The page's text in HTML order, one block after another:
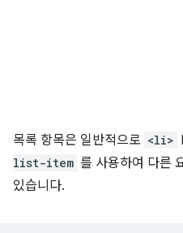
목록 항목은 일반적으로 <li>
list-item 를 사용하여 다른
있습니다.